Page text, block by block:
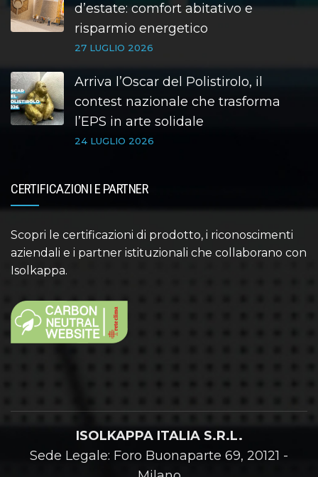
d’estate: comfort abitativo e
risparmio energetico
27 LUGLIO 2026
Arriva l’Oscar del Polistirolo, il
contest nazionale che trasforma
l’EPS in arte solidale
24 LUGLIO 2026
CERTIFICAZIONI E PARTNER
Scopri le certificazioni di prodotto, i riconoscimenti
aziendali e i partner istituzionali che collaborano con
Isolkappa.
ISOLKAPPA ITALIA S.R.L.
Sede Legale: Foro Buonaparte 69, 20121 -